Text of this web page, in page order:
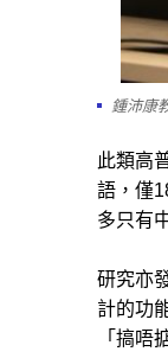
鍾沛康
此類高
語，僅
多只有
研究亦
計的功
「搞唔